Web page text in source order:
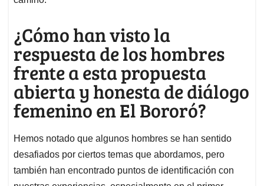
¿Cómo han visto la
respuesta de los hombres
frente a esta propuesta
abierta y honesta de diálogo
femenino en El Bororó?
Hemos notado que algunos hombres se han sentido
desafiados por ciertos temas que abordamos, pero
también han encontrado puntos de identificación con